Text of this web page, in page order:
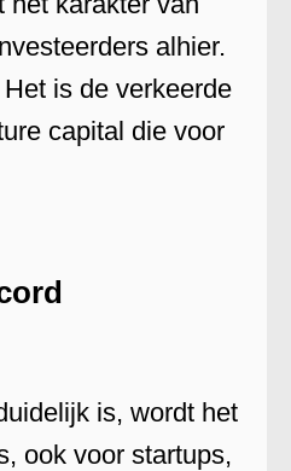
alhier.
is de verkeerde
capital die voor
is, wordt het
ook voor startups,